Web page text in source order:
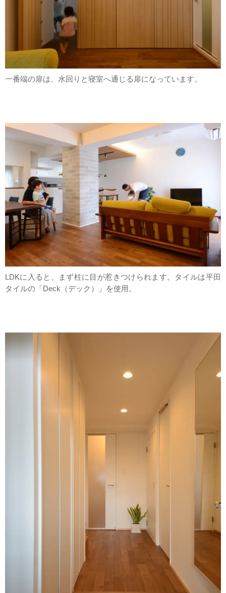
一番端の扉は、水回りと寝室へ通じる扉になっています。
LDKに入ると、まず柱に目が惹きつけられます。タイルは平田
タイルの「Deck（デック）」を使用。